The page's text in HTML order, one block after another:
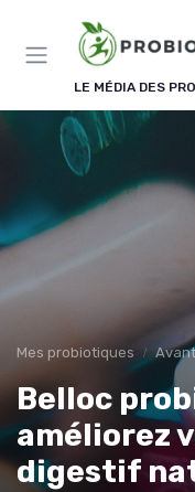
LE MÉDIA DES
Mes probiotiques
Belloc
améliorez
digestif